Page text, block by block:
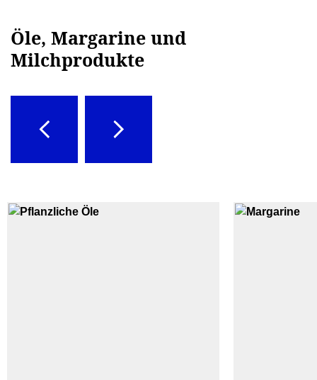
Öle, Margarine und
Milchprodukte